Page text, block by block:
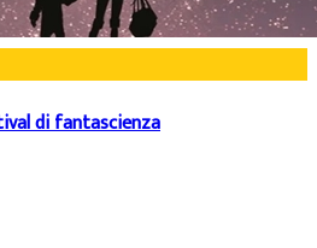
di fantascienza